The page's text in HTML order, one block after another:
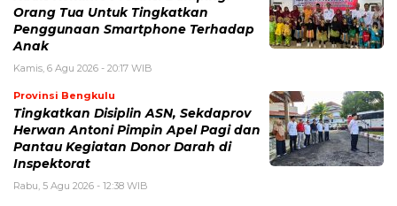
Orang Tua Untuk Tingkatkan
Penggunaan Smartphone Terhadap
Anak
Kamis, 6 Agu 2026 - 20:17 WIB
Provinsi Bengkulu
Tingkatkan Disiplin ASN, Sekdaprov
Herwan Antoni Pimpin Apel Pagi dan
Pantau Kegiatan Donor Darah di
Inspektorat
Rabu, 5 Agu 2026 - 12:38 WIB